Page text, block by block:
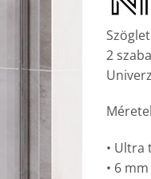
2
• Ultra
• 6